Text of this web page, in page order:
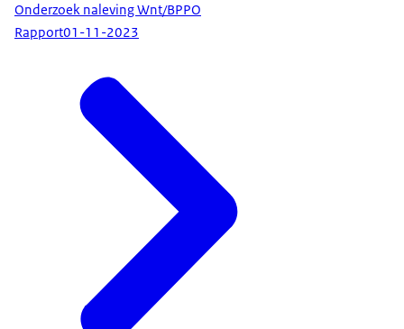
Onderzoek naleving Wnt/BPPO
Rapport01-11-2023